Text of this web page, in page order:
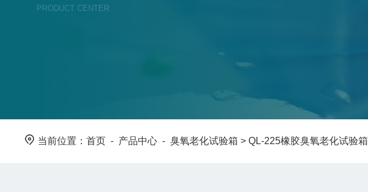
PRODUCT CENTER
当前位置：首页 - 产品中心 -臭氧老化试验箱 >QL-225橡胶臭氧老化试验箱